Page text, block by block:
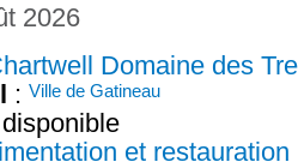
2026
Domaine des
: Ville de Gatineau
et restauration